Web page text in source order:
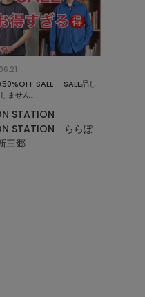
SALE」 SALE品し
ません。
STATION
STATION ららぽ
三郷